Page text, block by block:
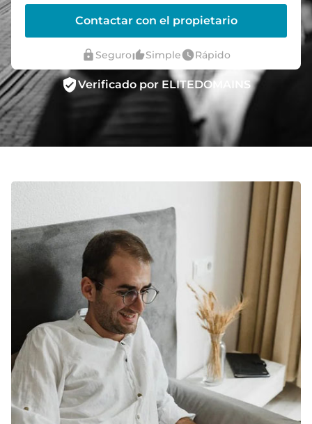
Contactar con el propietario
lock Segurothumb_up_altSimplewatch_laterRápido
verified_userVerificado por ELITEDOMAINS